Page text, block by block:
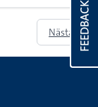
Nästa » FEEDBACK